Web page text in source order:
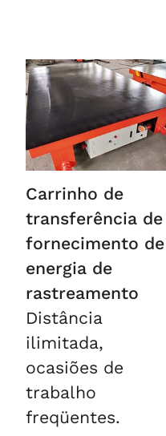
Carrinho de
transferência de
fornecimento de
energia de
rastreamento
Distância
ilimitada,
ocasiões de
trabalho
freqüentes.